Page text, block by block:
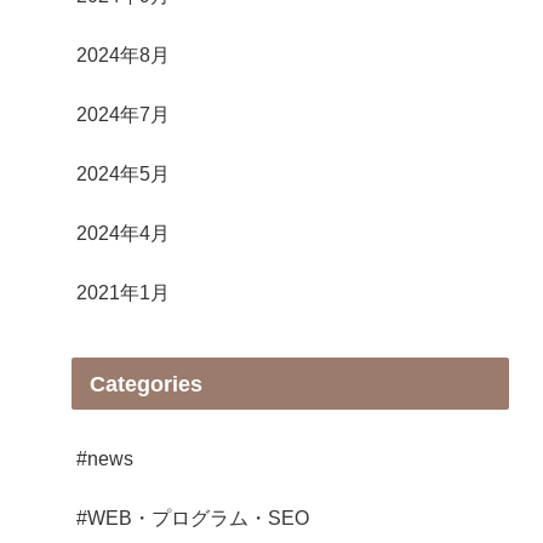
2024年8月
2024年7月
2024年5月
2024年4月
2021年1月
Categories
#news
#WEB・プログラム・SEO